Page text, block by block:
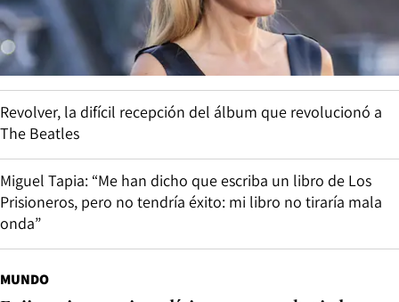
Revolver, la difícil recepción del álbum que revolucionó a
The Beatles
Miguel Tapia: “Me han dicho que escriba un libro de Los
Prisioneros, pero no tendría éxito: mi libro no tiraría mala
onda”
MUNDO